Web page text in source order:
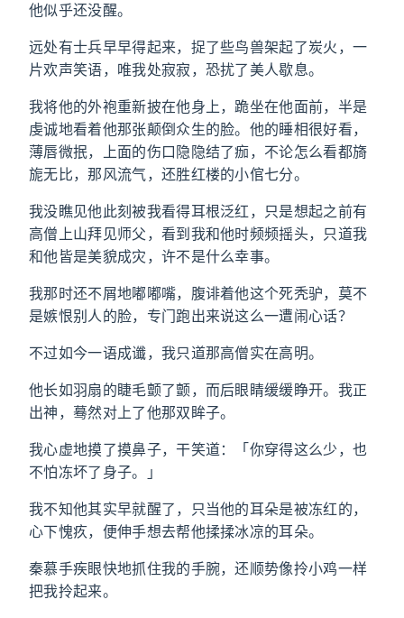
他似乎还没醒。
远处有士兵早早得起来，捉了些鸟兽架起了炭火，一
片欢声笑语，唯我处寂寂，恐扰了美人歇息。
我将他的外袍重新披在他身上，跪坐在他面前，半是
虔诚地看着他那张颠倒众生的脸。他的睡相很好看，
薄唇微抿，上面的伤口隐隐结了痂，不论怎么看都旖
旎无比，那风流气，还胜红楼的小倌七分。
我没瞧见他此刻被我看得耳根泛红，只是想起之前有
高僧上山拜见师父，看到我和他时频频摇头，只道我
和他皆是美貌成灾，许不是什么幸事。
我那时还不屑地嘟嘟嘴，腹诽着他这个死秃驴，莫不
是嫉恨别人的脸，专门跑出来说这么一遭闹心话？
不过如今一语成谶，我只道那高僧实在高明。
他长如羽扇的睫毛颤了颤，而后眼睛缓缓睁开。我正
出神，蓦然对上了他那双眸子。
我心虚地摸了摸鼻子，干笑道：「你穿得这么少，也
不怕冻坏了身子。」
我不知他其实早就醒了，只当他的耳朵是被冻红的，
心下愧疚，便伸手想去帮他揉揉冰凉的耳朵。
秦慕手疾眼快地抓住我的手腕，还顺势像拎小鸡一样
把我拎起来。